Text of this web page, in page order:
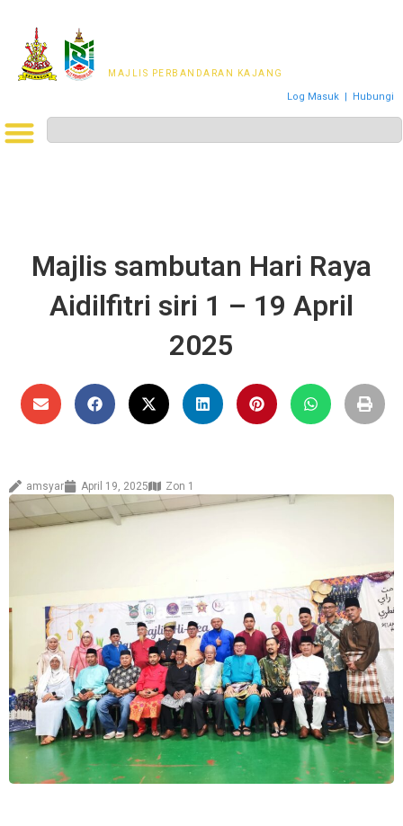
MAJLIS PERBANDARAN KAJANG
Log Masuk | Hubungi
Majlis sambutan Hari Raya
Aidilfitri siri 1 – 19 April
2025
amsyar April 19, 2025 Zon 1